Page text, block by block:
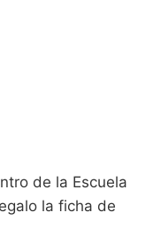
de la Escuela
la ficha de